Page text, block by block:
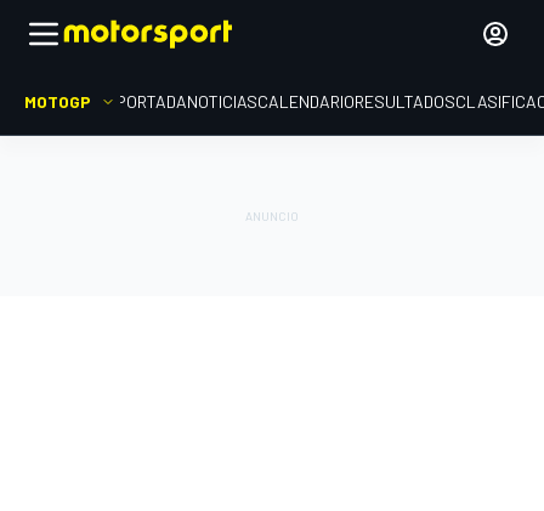
MOTOGP PORTADANOTICIASCALENDARIORESULTADOS